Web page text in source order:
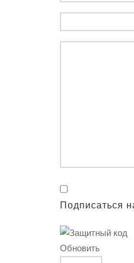
Подписаться
Обновить